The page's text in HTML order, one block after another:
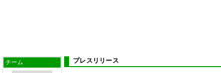
チーム プレスリリース